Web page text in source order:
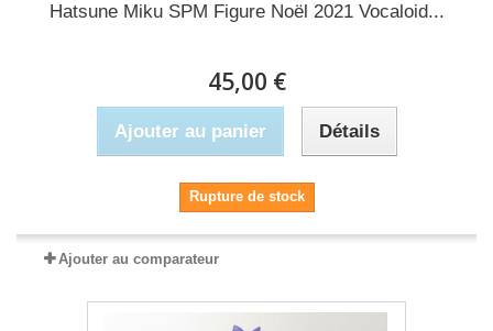
Hatsune Miku SPM Figure Noël 2021 Vocaloid...
45,00 €
Ajouter au panier Détails
Rupture de stock
Ajouter au comparateur